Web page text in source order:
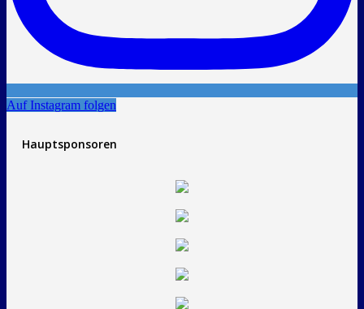
Auf Instagram folgen
Hauptsponsoren